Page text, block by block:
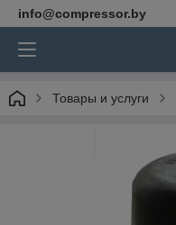
info@compressor.by
Товары и услуги